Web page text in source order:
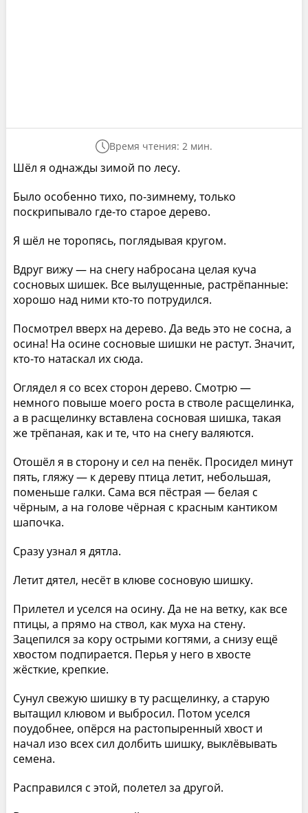
Время чтения: 2 мин.
Шёл я однажды зимой по лесу.
Было особенно тихо, по-зимнему, только
поскрипывало где-то старое дерево.
Я шёл не торопясь, поглядывая кругом.
Вдруг вижу — на снегу набросана целая куча
сосновых шишек. Все вылущенные, растрёпанные:
хорошо над ними кто-то потрудился.
Посмотрел вверх на дерево. Да ведь это не сосна, а
осина! На осине сосновые шишки не растут. Значит,
кто-то натаскал их сюда.
Оглядел я со всех сторон дерево. Смотрю —
немного повыше моего роста в стволе расщелинка,
а в расщелинку вставлена сосновая шишка, такая
же трёпаная, как и те, что на снегу валяются.
Отошёл я в сторону и сел на пенёк. Просидел минут
пять, гляжу — к дереву птица летит, небольшая,
поменьше галки. Сама вся пёстрая — белая с
чёрным, а на голове чёрная с красным кантиком
шапочка.
Сразу узнал я дятла.
Летит дятел, несёт в клюве сосновую шишку.
Прилетел и уселся на осину. Да не на ветку, как все
птицы, а прямо на ствол, как муха на стену.
Зацепился за кору острыми когтями, а снизу ещё
хвостом подпирается. Перья у него в хвосте
жёсткие, крепкие.
Сунул свежую шишку в ту расщелинку, а старую
вытащил клювом и выбросил. Потом уселся
поудобнее, опёрся на растопыренный хвост и
начал изо всех сил долбить шишку, выклёвывать
семена.
Расправился с этой, полетел за другой.